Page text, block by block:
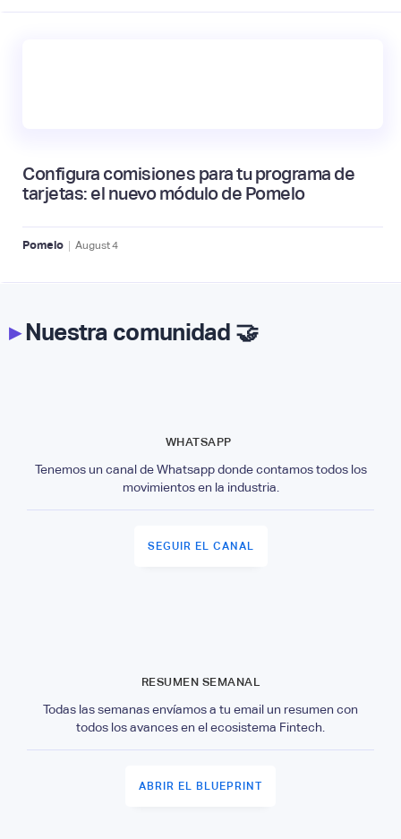
Configura comisiones para tu programa de
tarjetas: el nuevo módulo de Pomelo
Pomelo | August4
▸Nuestra comunidad 🤝
WHATSAPP
Tenemos un canal de Whatsapp donde contamos todos los
movimientos en la industria.
SEGUIR EL CANAL
RESUMEN SEMANAL
Todas las semanas envíamos a tu email un resumen con
todos los avances en el ecosistema Fintech.
ABRIR EL BLUEPRINT